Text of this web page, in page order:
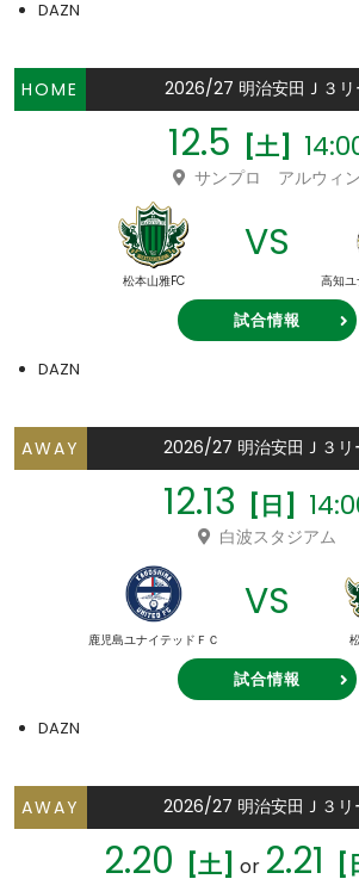
DAZN
HOME 2026/27 明治安田Ｊ３リ
12.5 [土]
サンプロ アルウィン
松本山雅FC
VS
高知
試合情報
DAZN
AWAY 2026/27 明治安田Ｊ３リ
12.13 [日]
白波スタジアム
鹿児島ユナイテッドＦＣ
VS
試合情報
DAZN
AWAY 2026/27 明治安田Ｊ３リ
2.20 [土] or 2.21 [